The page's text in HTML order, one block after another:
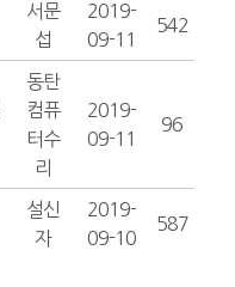
서문
섭
2019-
09-11
542
동탄
컴퓨
터수
리
2019-
09-11
96
설신
자
2019-
09-10
587